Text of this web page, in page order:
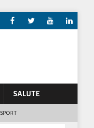
SALUTE
SPORT